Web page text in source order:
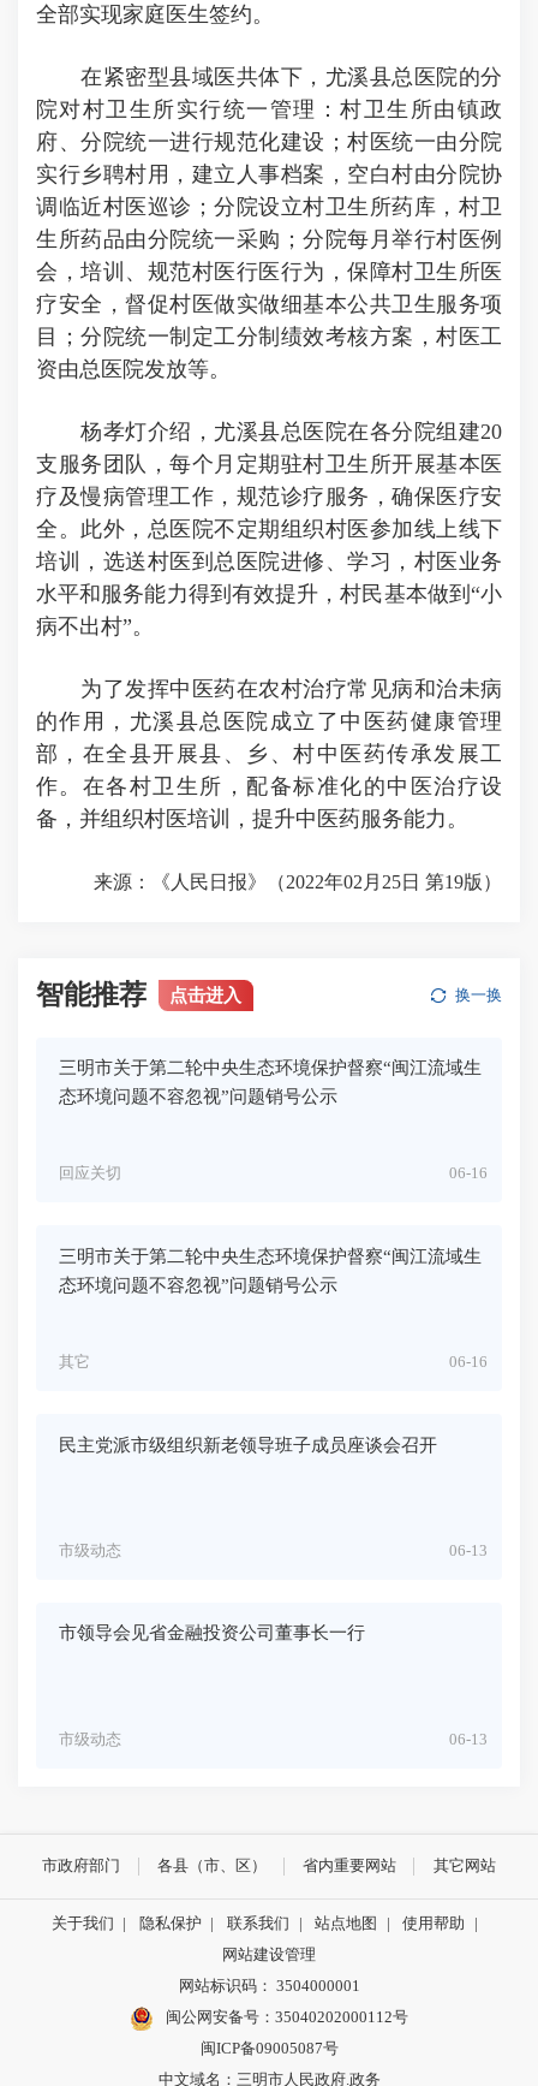
全部实现家庭医生签约。
在紧密型县域医共体下，尤溪县总医院的分
院对村卫生所实行统一管理：村卫生所由镇政
府、分院统一进行规范化建设；村医统一由分院
实行乡聘村用，建立人事档案，空白村由分院协
调临近村医巡诊；分院设立村卫生所药库，村卫
生所药品由分院统一采购；分院每月举行村医例
会，培训、规范村医行医行为，保障村卫生所医
疗安全，督促村医做实做细基本公共卫生服务项
目；分院统一制定工分制绩效考核方案，村医工
资由总医院发放等。
杨孝灯介绍，尤溪县总医院在各分院组建20
支服务团队，每个月定期驻村卫生所开展基本医
疗及慢病管理工作，规范诊疗服务，确保医疗安
全。此外，总医院不定期组织村医参加线上线下
培训，选送村医到总医院进修、学习，村医业务
水平和服务能力得到有效提升，村民基本做到“小
病不出村”。
为了发挥中医药在农村治疗常见病和治未病
的作用，尤溪县总医院成立了中医药健康管理
部，在全县开展县、乡、村中医药传承发展工
作。在各村卫生所，配备标准化的中医治疗设
备，并组织村医培训，提升中医药服务能力。
来源：《人民日报》（2022年02月25日 第19版）
智能推荐 点击进入 换一换
三明市关于第二轮中央生态环境保护督察“闽江流域生
态环境问题不容忽视”问题销号公示
06-16
回应关切
三明市关于第二轮中央生态环境保护督察“闽江流域生
态环境问题不容忽视”问题销号公示
06-16
其它
民主党派市级组织新老领导班子成员座谈会召开
06-13
市级动态
市领导会见省金融投资公司董事长一行
06-13
市级动态
市政府部门 各县（市、区） 省内重要网站 其它网站
关于我们 | 隐私保护 | 联系我们 | 站点地图 | 使用帮助
|
网站建设管理
网站标识码： 3504000001
闽公网安备号：35040202000112号
闽ICP备09005087号
中文域名：三明市人民政府.政务